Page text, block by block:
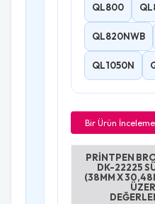
QL800
QL820NWB
QL1050N
Bir Ürün
PRINTPEN
DK-22225
(38MM X